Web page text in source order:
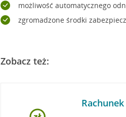
możliwość automatycznego
zgromadzone środki
Zobacz też: